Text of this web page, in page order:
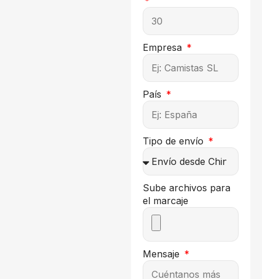
Empresa
País
Tipo de envío
Sube archivos para
el marcaje
Mensaje